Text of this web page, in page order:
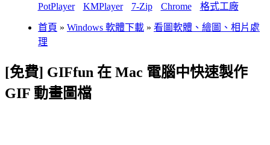
PotPlayer KMPlayer 7-Zip Chrome 格式工廠
首頁 » Windows 軟體下載 » 看圖軟體、繪圖、相片處
理
[免費] GIFfun 在 Mac 電腦中快速製作
GIF 動畫圖檔